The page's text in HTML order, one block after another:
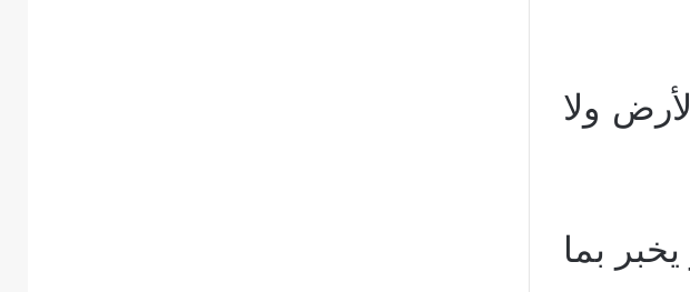
ولا
بما